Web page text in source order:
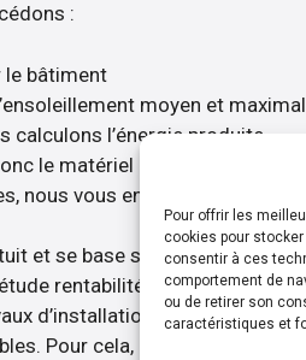
Pour offrir les
cookies pour
consentir à ces
comportement de
ou de retirer son
caractéristiques et
:
le bâtiment
moyen et maximal
calculons l’énergie produite
le matériel le plus adéquat
nous vous envoyons notre
et se base sur la
rentabilité menée, nous
d’installation de panneaux
Pour cela, nous disposons